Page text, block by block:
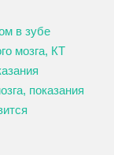
в зубе
мозга, КТ
показания